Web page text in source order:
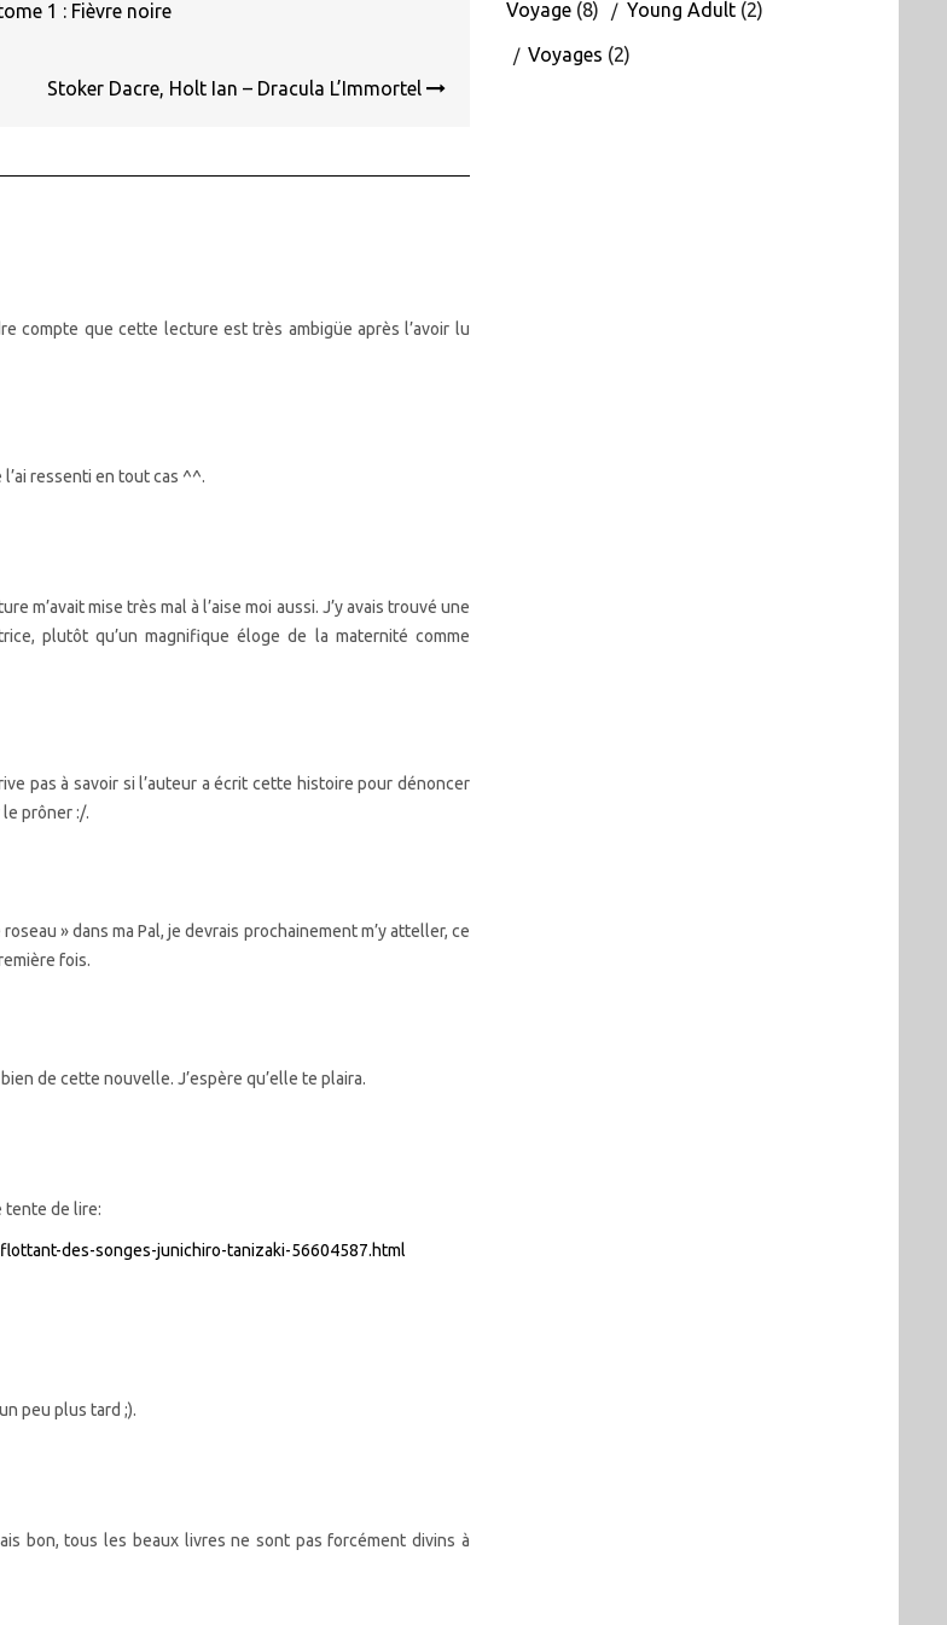
1 : Fièvre noire
Stoker Dacre, Holt Ian – Dracula L’Immortel
compte que cette lecture est très ambigüe après l’avoir lu
l’ai ressenti en tout cas ^^.
m’avait mise très mal à l’aise moi aussi. J’y avais trouvé une
plutôt qu’un magnifique éloge de la maternité comme
pas à savoir si l’auteur a écrit cette histoire pour dénoncer
prôner :/.
» dans ma Pal, je devrais prochainement m’y atteller, ce
fois.
de cette nouvelle. J’espère qu’elle te plaira.
tente de lire:
des-songes-junichiro-tanizaki-56604587.html
peu plus tard ;).
bon, tous les beaux livres ne sont pas forcément divins à
Voyage(8) Young Adult(2)
Voyages (2)